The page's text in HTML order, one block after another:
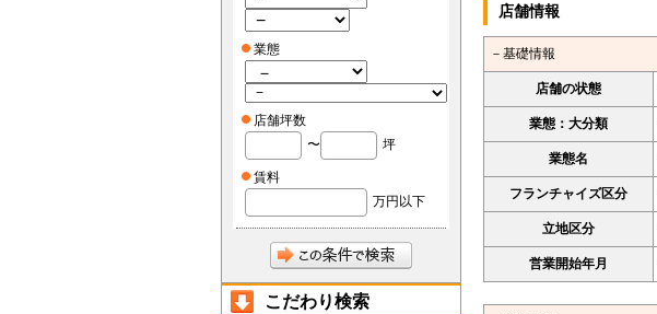
店舗情報
－基礎情報
店舗の状態
業態：大分類
業態名
フランチャイズ区分
立地区分
営業開始年月
業態
店舗坪数
〜
坪
賃料
万円以下
こだわり検索